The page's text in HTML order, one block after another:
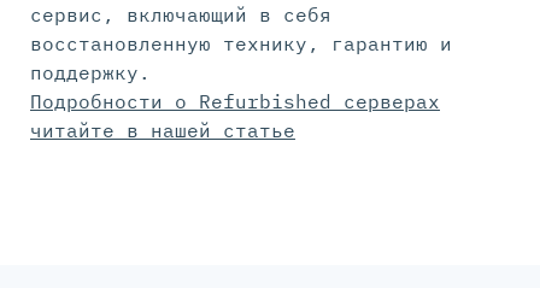
сервис, включающий в себя
восстановленную технику, гарантию и
поддержку.
Подробности о Refurbished серверах
читайте в нашей статье